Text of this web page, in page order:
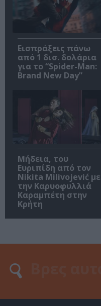
Εισπράξεις πάνω
από 1 δισ. δολάρια
για το “Spider-Man:
Brand New Day”
Μήδεια, του
Ευριπίδη από τον
Nikita Milivojević με
την Καρυοφυλλιά
Καραμπέτη στην
Κρήτη